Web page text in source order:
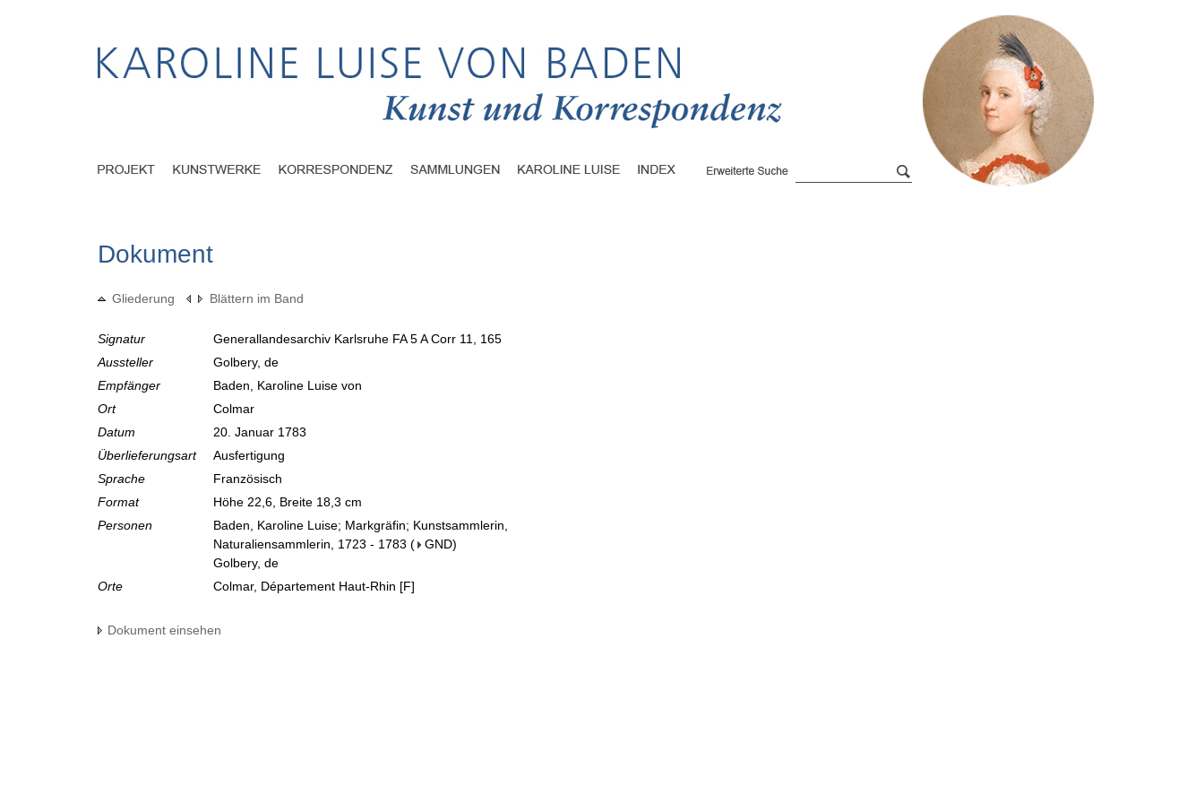
Dokument
Gliederung Blättern im Band
Signatur
Generallandesarchiv Karlsruhe FA 5 A Corr 11, 165
Aussteller
Golbery, de
Empfänger
Baden, Karoline Luise von
Ort
Colmar
Datum
20. Januar 1783
Überlieferungsart
Ausfertigung
Sprache
Französisch
Format
Höhe 22,6, Breite 18,3 cm
Personen
Baden, Karoline Luise; Markgräfin; Kunstsammlerin,
Naturaliensammlerin, 1723 - 1783 ( GND)
Golbery, de
Orte
Colmar, Département Haut-Rhin [F]
Dokument einsehen